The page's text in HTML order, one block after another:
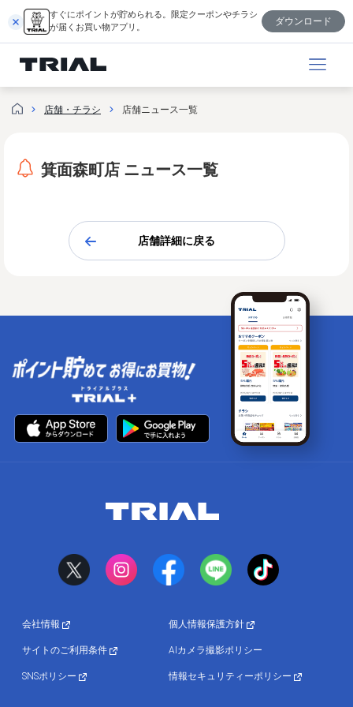
を
キ
すぐにポイントが貯められる。限定クーポンやチラシ
が届くお買い物アプリ。
ダウンロード
店舗・チラシ 店舗ニュース一覧
箕面森町店 ニュース一覧
店舗詳細に戻る
会社情報 個人情報保護方針
サイトのご利用条件 AIカメラ撮影ポリシー
SNSポリシー 情報セキュリティーポリシー